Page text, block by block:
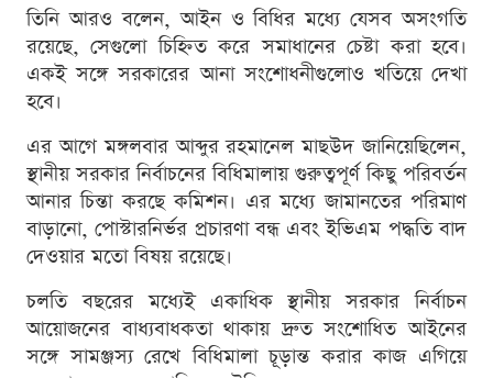
তিনি আরও বলেন, আইন ও বিধির মধ্যে যেসব অসংগতি
রয়েছে, সেগুলো চিহ্নিত করে সমাধানের চেষ্টা করা হবে।
একই সঙ্গে সরকারের আনা সংশোধনীগুলোও খতিয়ে দেখা
হবে।
এর আগে মঙ্গলবার আব্দুর রহমানেল মাছউদ জানিয়েছিলেন,
স্থানীয় সরকার নির্বাচনের বিধিমালায় গুরুত্বপূর্ণ কিছু পরিবর্তন
আনার চিন্তা করছে কমিশন। এর মধ্যে জামানতের পরিমাণ
বাড়ানো, পোস্টারনির্ভর প্রচারণা বন্ধ এবং ইভিএম পদ্ধতি বাদ
দেওয়ার মতো বিষয় রয়েছে।
চলতি বছরের মধ্যেই একাধিক স্থানীয় সরকার নির্বাচন
আয়োজনের বাধ্যবাধকতা থাকায় দ্রুত সংশোধিত আইনের
সঙ্গে সামঞ্জস্য রেখে বিধিমালা চূড়ান্ত করার কাজ এগিয়ে